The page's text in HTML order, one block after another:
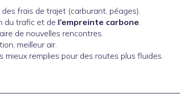
des frais de trajet (carburant, péages).
du trafic et de l’empreinte carbone.
de nouvelles rencontres.
meilleur air.
mieux remplies pour des routes plus fluides.